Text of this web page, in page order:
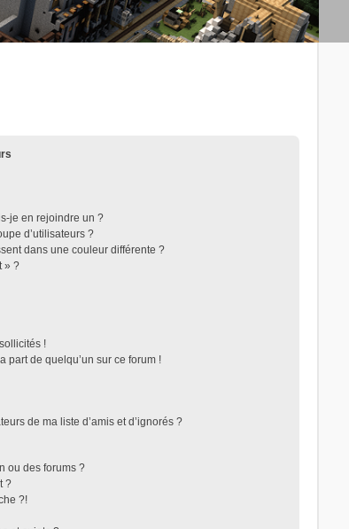
je en rejoindre un ?
d’utilisateurs ?
dans une couleur différente ?
» ?
!
part de quelqu’un sur ce forum !
de ma liste d’amis et d’ignorés ?
ou des forums ?
?
?!